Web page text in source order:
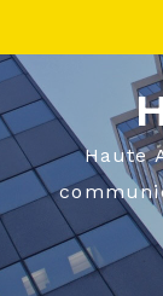
to
content
Haute